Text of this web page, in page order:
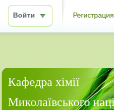
Войти Регистрация
Кафедра хімії
Миколаївського